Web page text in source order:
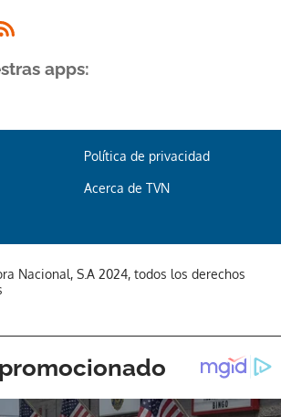
apps:
Política de privacidad
Acerca de TVN
Nacional, S.A 2024, todos los derechos